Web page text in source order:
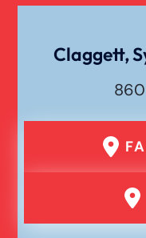
Claggett,